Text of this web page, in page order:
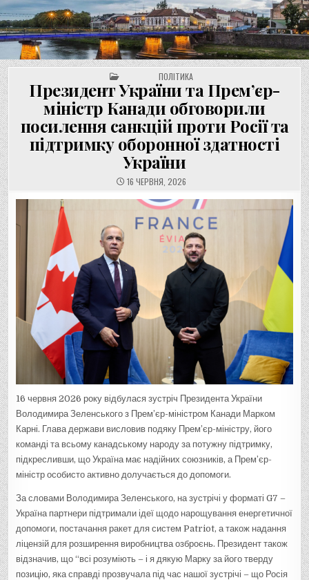
Перейти
до
вмісту
UNGVAR.UZ.UA
POSTED INПОЛІТИКА
Президент України та Прем’єр-
міністр Канади обговорили
посилення санкцій проти Росії та
підтримку оборонної здатності
України
16 ЧЕРВНЯ, 2026
16 червня 2026 року відбулася зустріч Президента України
Володимира Зеленського з Прем’єр-міністром Канади Марком
Карні. Глава держави висловив подяку Прем’єр-міністру, його
команді та всьому канадському народу за потужну підтримку,
підкресливши, що Україна має надійних союзників, а Прем’єр-
міністр особисто активно долучається до допомоги.
За словами Володимира Зеленського, на зустрічі у форматі G7 –
Україна партнери підтримали ідеї щодо нарощування енергетичної
допомоги, постачання ракет для систем Patriot, а також надання
ліцензій для розширення виробництва озброєнь. Президент також
відзначив, що “всі розуміють – і я дякую Марку за його тверду
позицію, яка справді прозвучала під час нашої зустрічі – що Росія